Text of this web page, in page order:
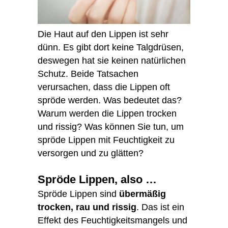
Die Haut auf den Lippen ist sehr
dünn. Es gibt dort keine Talgdrüsen,
deswegen hat sie keinen natürlichen
Schutz. Beide Tatsachen
verursachen, dass die Lippen oft
spröde werden. Was bedeutet das?
Warum werden die Lippen trocken
und rissig? Was können Sie tun, um
spröde Lippen mit Feuchtigkeit zu
versorgen und zu glätten?
Spröde Lippen, also …
Spröde Lippen sind übermäßig
trocken, rau und rissig. Das ist ein
Effekt des Feuchtigkeitsmangels und